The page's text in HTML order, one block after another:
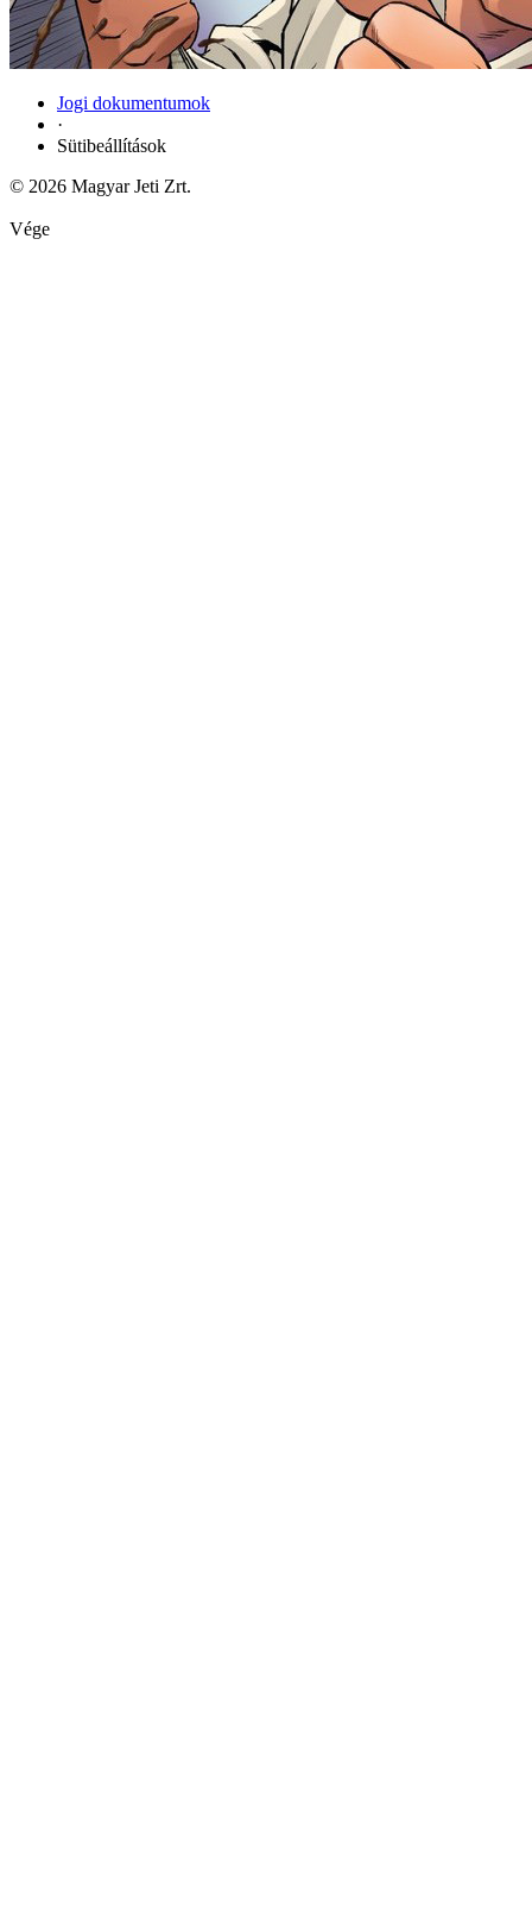
Jogi dokumentumok
·
Sütibeállítások
© 2026 Magyar Jeti Zrt.
Vége